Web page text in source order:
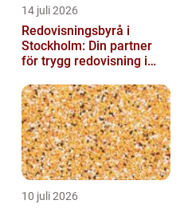
14 juli 2026
Redovisningsbyrå i
Stockholm: Din partner
för trygg redovisning i
10 juli 2026